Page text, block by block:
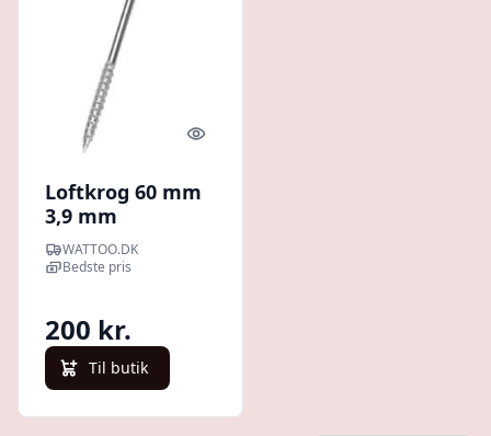
Quick look
Loftkrog 60 mm
3,9 mm
gevindlngde 20
mm galvaniseret
WATTOO.DK
Bedste pris
200 kr.
Til butik